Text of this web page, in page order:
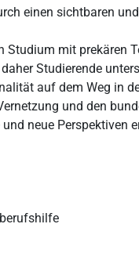
einen sichtbaren
Studium mit prekären
Studierende
auf dem Weg in
und den
neue Perspektiven